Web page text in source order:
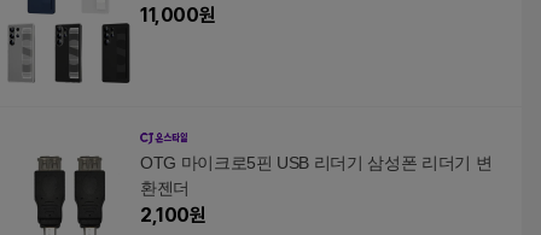
11,000원
OTG 마이크로5핀 USB 리더기 삼성폰 리더기 변
환젠더
2,100원